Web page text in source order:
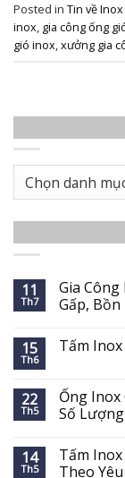
Posted in Tin về Inox
inox, gia công ống
gió inox,xưởng gia
Danh
mục
11
Th7
Gia Công
Gấp,
15
Th6
Tấm
22
Th5
Ống Inox
Số
14
Th5
Tấm
Theo